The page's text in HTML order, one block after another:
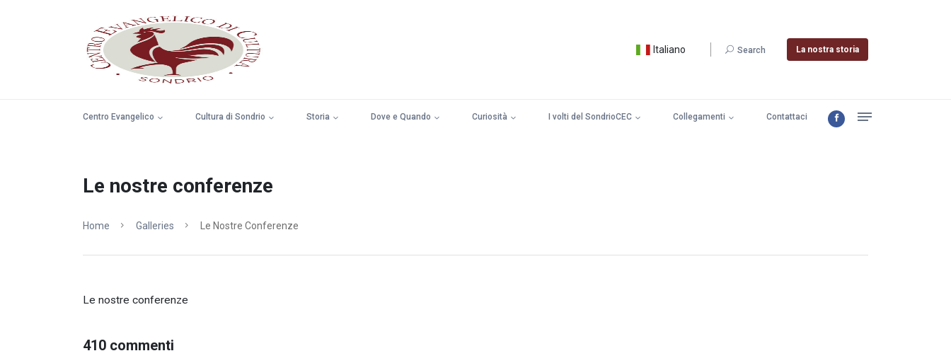
Italiano Search La nostra storia
Centro Evangelico Cultura di Sondrio Storia Dove e Quando Curiosità I volti del SondrioCEC Collegamenti Contattaci
Le nostre conferenze
Home Galleries Le Nostre Conferenze
Le nostre conferenze
410 commenti